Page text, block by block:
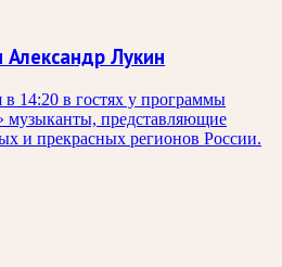
Александр Лукин
14:20 в гостях у программы
музыканты, представляющие
и прекрасных регионов России.